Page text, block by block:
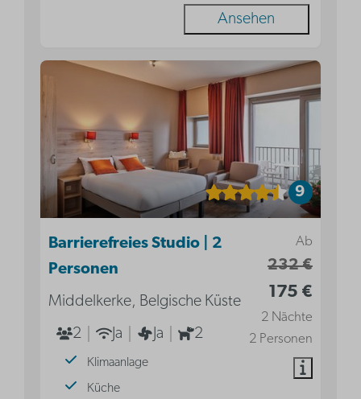
Ansehen
9
Ab
232 €
175 €
2 Nächte
2 Personen
Barrierefreies Studio | 2
Personen
Middelkerke, Belgische Küste
2
Ja Ja 2
Klimaanlage
Küche